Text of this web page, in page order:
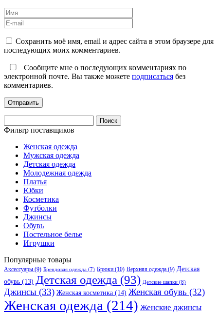
Сохранить моё имя, email и адрес сайта в этом браузере для
последующих моих комментариев.
Сообщите мне о последующих комментариях по
электронной почте. Вы также можете подписаться без
комментариев.
Фильтр поставщиков
Женская одежда
Мужская одежда
Детская одежда
Молодежная одежда
Платья
Юбки
Косметика
Футболки
Джинсы
Обувь
Постельное белье
Игрушки
Популярные товары
Аксессуары (9) Брендовая одежда (7) Брюки (10) Верхняя одежда (9) Детская
обувь (13) Детская одежда (93) Детские шапки (8)
Джинсы (33) Женская косметика (14) Женская обувь (32)
Женская одежда (214) Женские джинсы